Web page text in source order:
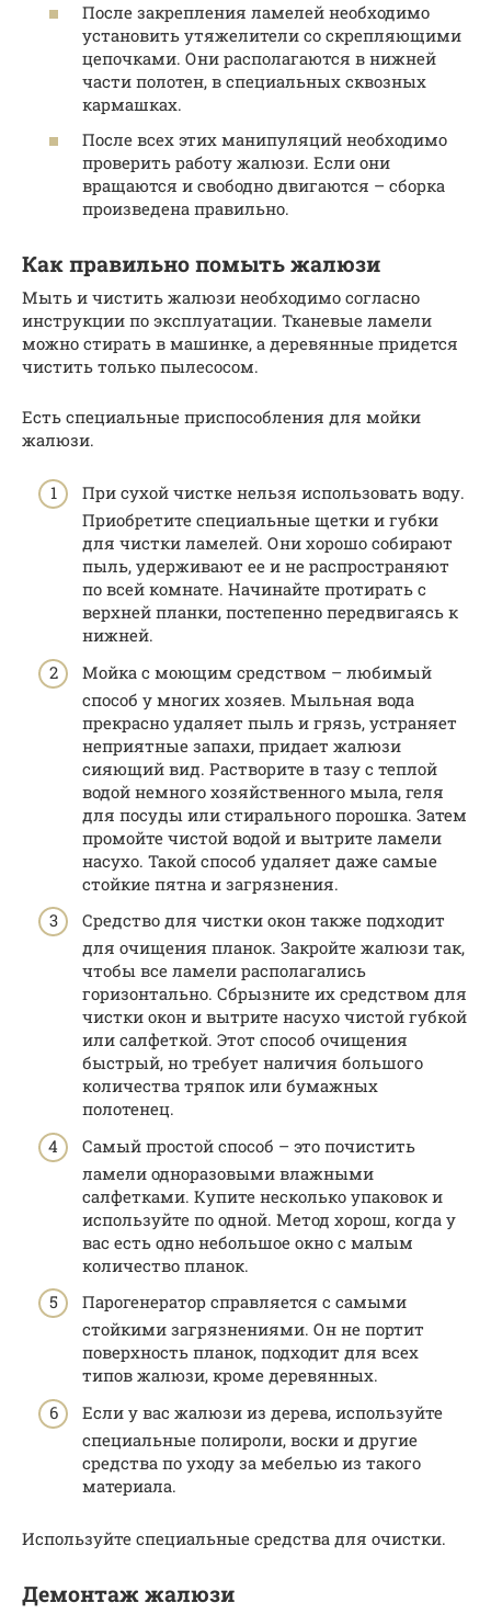
После закрепления ламелей необходимо
установить утяжелители со скрепляющими
цепочками. Они располагаются в нижней
части полотен, в специальных сквозных
кармашках.
После всех этих манипуляций необходимо
проверить работу жалюзи. Если они
вращаются и свободно двигаются – сборка
произведена правильно.
Как правильно помыть жалюзи
Мыть и чистить жалюзи необходимо согласно
инструкции по эксплуатации. Тканевые ламели
можно стирать в машинке, а деревянные придется
чистить только пылесосом.
Есть специальные приспособления для мойки
жалюзи.
При сухой чистке нельзя использовать воду.
Приобретите специальные щетки и губки
для чистки ламелей. Они хорошо собирают
пыль, удерживают ее и не распространяют
по всей комнате. Начинайте протирать с
верхней планки, постепенно передвигаясь к
нижней.
Мойка с моющим средством – любимый
способ у многих хозяев. Мыльная вода
прекрасно удаляет пыль и грязь, устраняет
неприятные запахи, придает жалюзи
сияющий вид. Растворите в тазу с теплой
водой немного хозяйственного мыла, геля
для посуды или стирального порошка. Затем
промойте чистой водой и вытрите ламели
насухо. Такой способ удаляет даже самые
стойкие пятна и загрязнения.
Средство для чистки окон также подходит
для очищения планок. Закройте жалюзи так,
чтобы все ламели располагались
горизонтально. Сбрызните их средством для
чистки окон и вытрите насухо чистой губкой
или салфеткой. Этот способ очищения
быстрый, но требует наличия большого
количества тряпок или бумажных
полотенец.
Самый простой способ – это почистить
ламели одноразовыми влажными
салфетками. Купите несколько упаковок и
используйте по одной. Метод хорош, когда у
вас есть одно небольшое окно с малым
количество планок.
Парогенератор справляется с самыми
стойкими загрязнениями. Он не портит
поверхность планок, подходит для всех
типов жалюзи, кроме деревянных.
Если у вас жалюзи из дерева, используйте
специальные полироли, воски и другие
средства по уходу за мебелью из такого
материала.
Используйте специальные средства для очистки.
Демонтаж жалюзи